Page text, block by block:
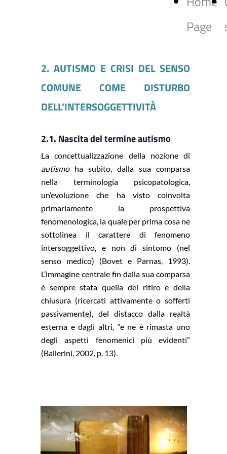
Page
2. AUTISMO E CRISI DEL SENSO
COMUNE COME DISTURBO
DELL’INTERSOGGETTIVITÀ
2.1. Nascita del termine autismo
La concettualizzazione della nozione di
autismoha subito, dalla sua comparsa
nella terminologia psicopatologica,
un’evoluzione che ha visto coinvolta
primariamente la prospettiva
fenomenologica, la quale per prima cosa ne
sottolinea il carattere di fenomeno
intersoggettivo, e non di sintomo (nel
senso medico) (Bovet e Parnas, 1993).
L’immagine centrale fin dalla sua comparsa
è sempre stata quella del ritiro e della
chiusura (ricercati attivamente o sofferti
passivamente), del distacco dalla realtà
esterna e dagli altri, “e ne è rimasta uno
degli aspetti fenomenici più evidenti”
(Ballerini, 2002, p. 13).